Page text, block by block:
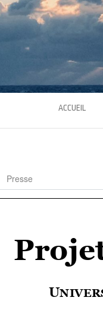
ACCUEIL
Presse